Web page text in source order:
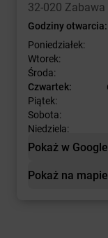
32-020 Zabawa
Godziny otwarcia:
Poniedziałek:
Wtorek:
Środa:
Czwartek:
Piątek:
Sobota:
Niedziela:
Pokaż w
Pokaż na mapie